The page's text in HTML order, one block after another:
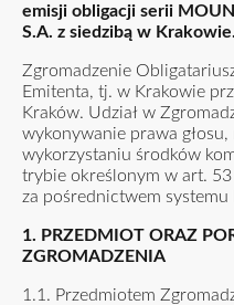
emisji obligacji serii
S.A. z siedzibą w Krakowie.
Zgromadzenie
Emitenta, tj. w Krakowie
Kraków. Udział w
wykonywanie prawa
wykorzystaniu środków
trybie określonym w art.
za pośrednictwem
1. PRZEDMIOT ORAZ
ZGROMADZENIA
1.1. Przedmiotem